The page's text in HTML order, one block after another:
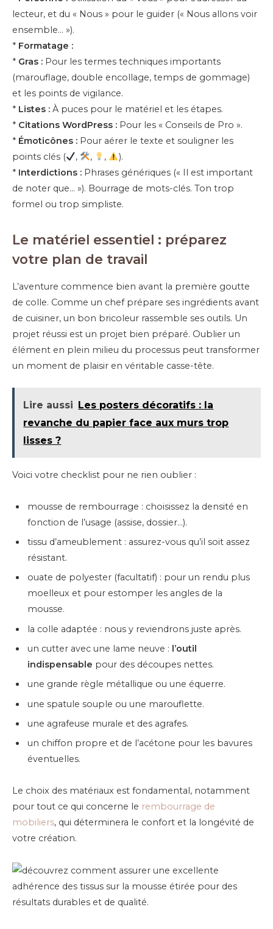
lecteur, et du « Nous » pour le guider (« Nous allons voir
ensemble… »).
* Formatage :
* Gras : Pour les termes techniques importants
(marouflage, double encollage, temps de gommage)
et les points de vigilance.
* Listes : À puces pour le matériel et les étapes.
* Citations WordPress : Pour les « Conseils de Pro ».
* Émoticônes : Pour aérer le texte et souligner les
points clés (
, , ,
).
* Interdictions : Phrases génériques (« Il est important
de noter que… »). Bourrage de mots-clés. Ton trop
formel ou trop simpliste.
Le matériel essentiel : préparez
votre plan de travail
L’aventure commence bien avant la première goutte
de colle. Comme un chef prépare ses ingrédients avant
de cuisiner, un bon bricoleur rassemble ses outils. Un
projet réussi est un projet bien préparé. Oublier un
élément en plein milieu du processus peut transformer
un moment de plaisir en véritable casse-tête.
Lire aussi Les posters décoratifs : la
revanche du papier face aux murs trop
lisses ?
Voici votre checklist pour ne rien oublier :
mousse de rembourrage : choisissez la densité en
fonction de l’usage (assise, dossier…).
tissu d’ameublement : assurez-vous qu’il soit assez
résistant.
ouate de polyester (facultatif) : pour un rendu plus
moelleux et pour estomper les angles de la
mousse.
la colle adaptée : nous y reviendrons juste après.
un cutter avec une lame neuve : l’outil
indispensable pour des découpes nettes.
une grande règle métallique ou une équerre.
une spatule souple ou une marouflette.
une agrafeuse murale et des agrafes.
un chiffon propre et de l’acétone pour les bavures
éventuelles.
Le choix des matériaux est fondamental, notamment
pour tout ce qui concerne le rembourrage de
mobiliers, qui déterminera le confort et la longévité de
votre création.